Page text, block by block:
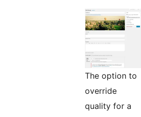
The option to
override
quality for a